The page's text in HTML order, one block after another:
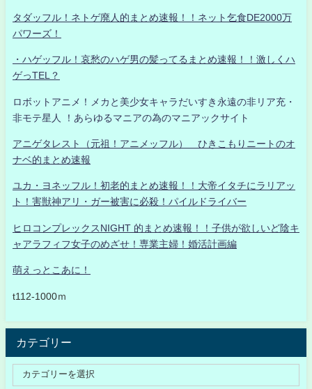
タダッフル！ネトゲ廃人的まとめ速報！！ネット乞食DE2000万
パワーズ！
・ハゲッフル！哀愁のハゲ男の髪ってるまとめ速報！！激しくハ
ゲっTEL？
ロボットアニメ！メカと美少女キャラだいすき永遠の非リア充・
非モテ星人 ！あらゆるマニアの為のマニアックサイト
アニゲタレスト（元祖！アニメッフル） ひきこもりニートのオ
ナベ的まとめ速報
ユカ・ヨネッフル！初老的まとめ速報！！大帝イタチにラリアッ
ト！害獣神アリ・ガー被害に必殺！パイルドライバー
ヒロコンプレックスNIGHT 的まとめ速報！！子供が欲しいど陰キ
ャアラフィフ女子のめざせ！専業主婦！婚活計画編
萌えっとこあに！
t112-1000ｍ
カテゴリー